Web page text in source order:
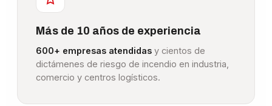
Más de 10 años de experiencia
600+ empresas atendidas y cientos de
dictámenes de riesgo de incendio en industria,
comercio y centros logísticos.